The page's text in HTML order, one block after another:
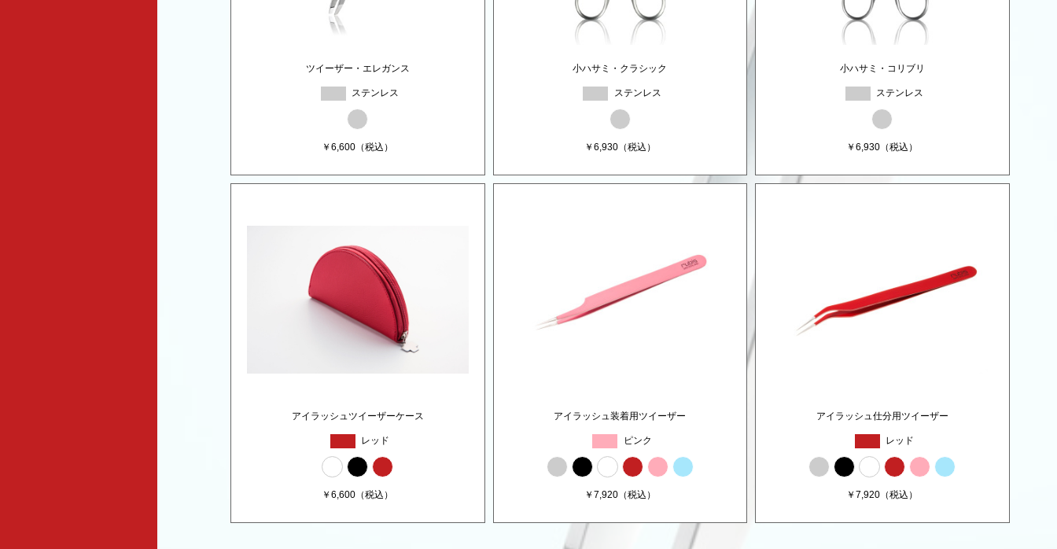
ツイーザー・エレガンス
ステンレス
￥6,600 （税込）
小ハサミ・クラシック
ステンレス
￥ 6,930（税込）
小ハサミ・コリブリ
ステンレス
￥6,930 （税込）
アイラッシュツイーザーケース
レッド
￥6,600 （税込）
アイラッシュ装着用ツイーザー
ピンク
￥ 7,920（税込）
アイラッシュ仕分用ツイーザー
レッド
￥7,920 （税込）